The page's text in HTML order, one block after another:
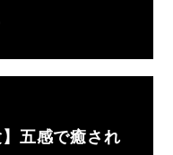
】五感で癒され